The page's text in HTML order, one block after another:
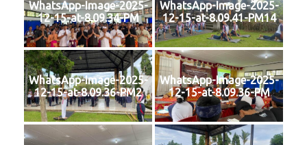
WhatsApp-Image-2025-
12-15-at-8.09.34-PM
WhatsApp-Image-2025-
12-15-at-8.09.41-PM14
WhatsApp-Image-2025-
12-15-at-8.09.36-PM2
WhatsApp-Image-2025-
12-15-at-8.09.36-PM